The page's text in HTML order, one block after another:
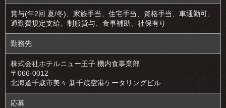
賞与(年2回 夏/冬)、家族手当、住宅手当、資格手当、車通勤可、
通勤費規定支給、制服貸与、食事補助、社保有り
勤務先
株式会社ホテルニュー王子 機内食事業部
〒066-0012
北海道千歳市美々 新千歳空港ケータリングビル
応募